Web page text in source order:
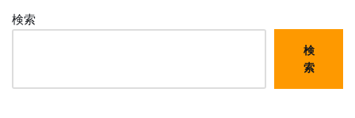
検索
検
索